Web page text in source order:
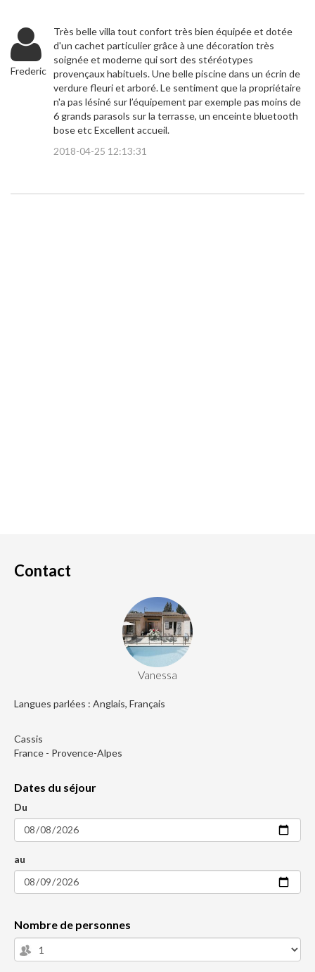
Frederic
Très belle villa tout confort très bien équipée et dotée
d'un cachet particulier grâce à une décoration très
soignée et moderne qui sort des stéréotypes
provençaux habituels. Une belle piscine dans un écrin de
verdure fleuri et arboré. Le sentiment que la propriétaire
n'a pas lésiné sur l’équipement par exemple pas moins de
6 grands parasols sur la terrasse, un enceinte bluetooth
bose etc Excellent accueil.
2018-04-25 12:13:31
Contact
Vanessa
Langues parlées : Anglais, Français
Cassis
France - Provence-Alpes
Dates du séjour
Du
au
Nombre de personnes